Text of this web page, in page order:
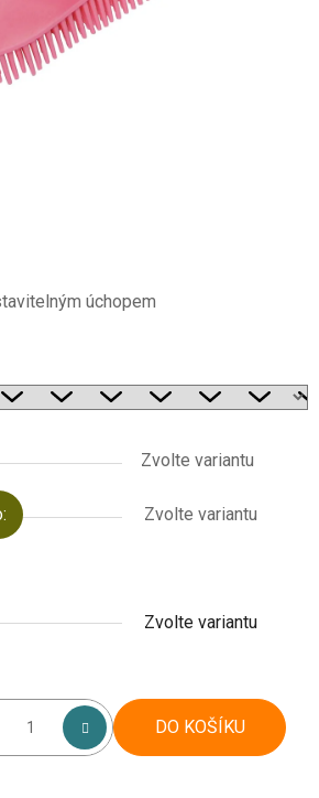
úchopem
Zvolte variantu
Zvolte variantu
Zvolte variantu
DO KOŠÍKU